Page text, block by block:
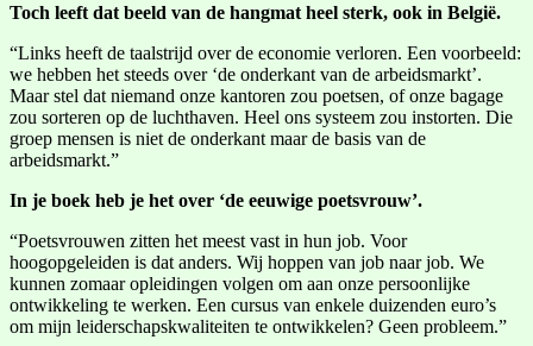
Toch leeft dat beeld van de hangmat heel sterk, ook in België.
“Links heeft de taalstrijd over de economie verloren. Een voorbeeld:
we hebben het steeds over ‘de onderkant van de arbeidsmarkt’.
Maar stel dat niemand onze kantoren zou poetsen, of onze bagage
zou sorteren op de luchthaven. Heel ons systeem zou instorten. Die
groep mensen is niet de onderkant maar de basis van de
arbeidsmarkt.”
In je boek heb je het over ‘de eeuwige poetsvrouw’.
“Poetsvrouwen zitten het meest vast in hun job. Voor
hoogopgeleiden is dat anders. Wij hoppen van job naar job. We
kunnen zomaar opleidingen volgen om aan onze persoonlijke
ontwikkeling te werken. Een cursus van enkele duizenden euro’s
om mijn leiderschapskwaliteiten te ontwikkelen? Geen probleem.”